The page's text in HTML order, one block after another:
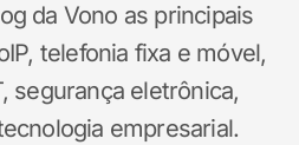
da Vono as principais
telefonia fixa e móvel,
segurança eletrônica,
empresarial.